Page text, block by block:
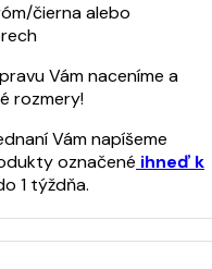
čierna alebo
Vám naceníme a
rozmery!
Vám napíšeme
označené ihneď k
1 týždňa.